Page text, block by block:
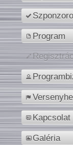
Program
Kapcsolat
Galéria